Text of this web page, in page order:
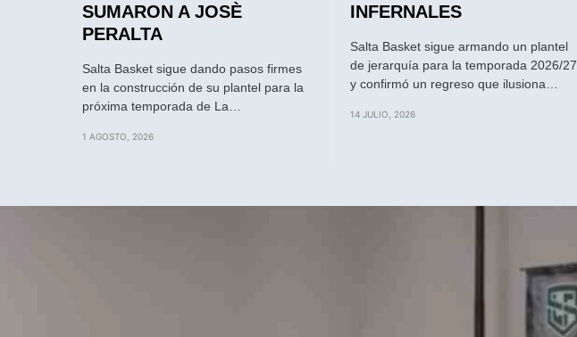
SUMARON A JOSÈ
PERALTA
Salta Basket sigue dando pasos firmes
en la construcción de su plantel para la
próxima temporada de La…
1 AGOSTO, 2026
INFERNALES
Salta Basket sigue armando un plantel
de jerarquía para la temporada 2026/27
y confirmó un regreso que ilusiona…
14 JULIO, 2026